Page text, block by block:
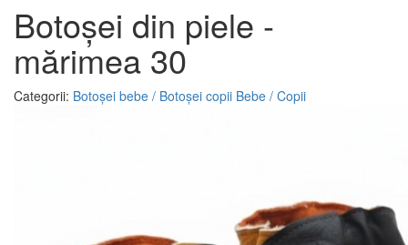
Botoșei din piele -
mărimea 30
Categorii: Botoșei bebe / Botoșei copii Bebe / Copii